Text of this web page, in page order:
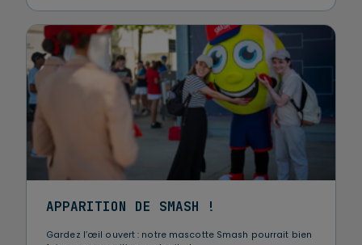
APPARITION DE SMASH !
Gardez l’œil ouvert : notre mascotte Smash pourrait bien